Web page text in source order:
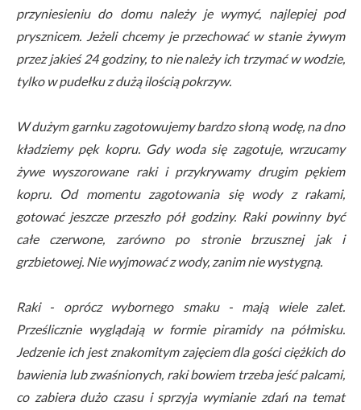
przyniesieniu do domu należy je wymyć, najlepiej pod
prysznicem. Jeżeli chcemy je przechować w stanie żywym
przez jakieś 24 godziny, to nie należy ich trzymać w wodzie,
tylko w pudełku z dużą ilością pokrzyw.
W dużym garnku zagotowujemy bardzo słoną wodę, na dno
kładziemy pęk kopru. Gdy woda się zagotuje, wrzucamy
żywe wyszorowane raki i przykrywamy drugim pękiem
kopru. Od momentu zagotowania się wody z rakami,
gotować jeszcze przeszło pół godziny. Raki powinny być
całe czerwone, zarówno po stronie brzusznej jak i
grzbietowej. Nie wyjmować z wody, zanim nie wystygną.
Raki - oprócz wybornego smaku - mają wiele zalet.
Prześlicznie wyglądają w formie piramidy na półmisku.
Jedzenie ich jest znakomitym zajęciem dla gości ciężkich do
bawienia lub zwaśnionych, raki bowiem trzeba jeść palcami,
co zabiera dużo czasu i sprzyja wymianie zdań na temat